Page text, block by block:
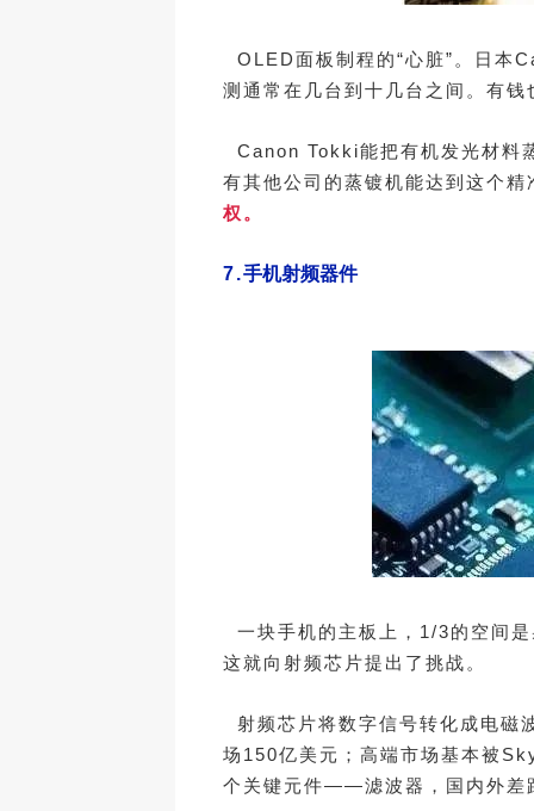
OLED面板制程的“心脏”。日本
测通常在几台到十几台之间。有
Canon Tokki能把有机发光材料
有其他公司的蒸镀机能达到这个精
权。
7.手机射频器件
一块手机的主板上，1/3的空间
这就向射频芯片提出了挑战。
射频芯片将数字信号转化成电磁
场150亿美元；高端市场基本被
个关键元件——滤波器，国内外差